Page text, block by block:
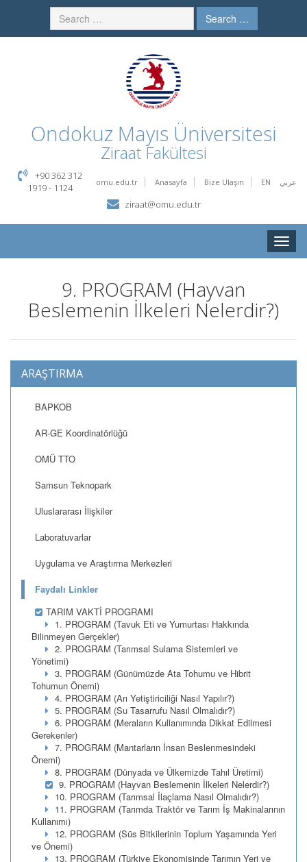
Search …
Ondokuz Mayıs Üniversitesi
Ziraat Fakültesi
omu.edu.tr Anasayfa Bize Ulaşın EN عربي
+90 362 312
1919 - 1124
ziraat@omu.edu.tr
Toggle
9. PROGRAM (Hayvan
Beslemenin İlkeleri Nelerdir?)
ARAŞTIRMA
BAPKOB
AR-GE Koordinatörlüğü
OMÜ TTO
Samsun Teknopark
Uluslararası İlişkiler
Laboratuvarlar
Uygulama ve Araştırma Merkezleri
Faydalı Linkler
TARIM VAKTİ PROGRAMI
1. PROGRAM (Tavuk Eti ve Yumurtası Hakkında
Bilinmeyen Gerçekler)
2. PROGRAM (Tarımsal Sulama Sistemleri ve
Yönetimi)
3. PROGRAM (Günümüzde Ata Tohumu ve Hibrit
Tohumun Önemi)
4. PROGRAM (Arı Yetiştiriciliği Nasıl Yapılır?)
5. PROGRAM (Su Tasarrufu Nasıl Olmalıdır?)
6. PROGRAM (Meraların Kullanımında Dikkat Edilmesi
Gerekenler)
7. PROGRAM (Mantarların İnsan Beslenmesindeki
Önemi)
8. PROGRAM (Dünyada ve Ülkemizde Tahıl Üretimi)
9. PROGRAM (Hayvan Beslemenin İlkeleri Nelerdir?)
10. PROGRAM (Tarımsal İlaçlama Nasıl Olmalıdır?)
11. PROGRAM (Tarımda Traktör ve Tarım İş Makinalarının
Kullanımı)
12. PROGRAM (Süs Bitkilerinin Toplum Yaşamında Yeri
ve Önemi)
13. PROGRAM (Türkiye Ekonomisinde Tarımın Yeri ve